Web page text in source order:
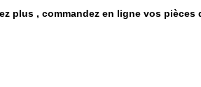
plus , commandez en ligne vos pièces